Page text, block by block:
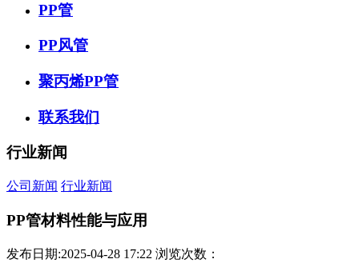
PP管
PP风管
聚丙烯PP管
联系我们
行业新闻
公司新闻 行业新闻
PP管材料性能与应用
发布日期:2025-04-28 17:22 浏览次数：